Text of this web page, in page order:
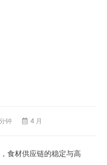
钟 4 月
食材供应链的稳定与高